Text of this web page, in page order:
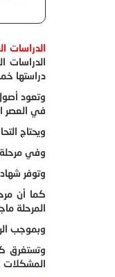
الدراسات
الدراسات
دراستها
وتعود
في العصر
ويحتاج
وفي مرحلة
وتوفر
كما أن
المرحلة
وبموجب
وتستغرق
المشكلات